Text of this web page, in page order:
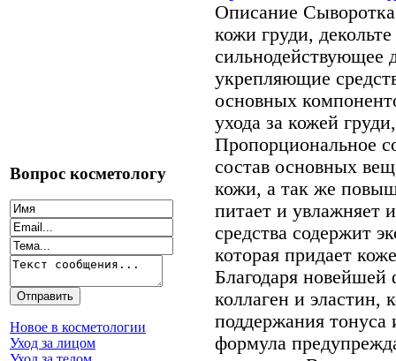
Вопрос косметологу
Новое в косметологии
Уход за лицом
Описание
кожи груди,
сильнодействующее
укрепляющие
основных
ухода за кожей
Пропорциональное
состав основных
кожи, а так же
питает и
средства содержит
которая придает
Благодаря
коллаген и эластин,
поддержания тонуса
формула